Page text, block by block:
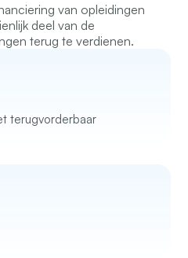
van opleidingen
deel van de
terug te verdienen.
terugvorderbaar